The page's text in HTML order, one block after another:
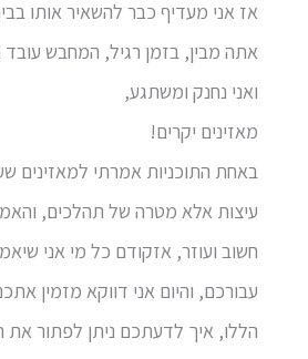
אז אני מעדיף כבר להשאיר אותו
אתה מבין, בזמן רגיל, המחבש
ואני נחנק ומשתגע,
מאזינים יקרים!
באחת התוכניות אמרתי למאזינים
עיצות אלא מטרה של תהלכים,
חשוב ועוזר, אזקודם כל מי אני
עבורכם, והיום אני דווקא מזמין
הללו, איך לדעתכם ניתן לפתור את